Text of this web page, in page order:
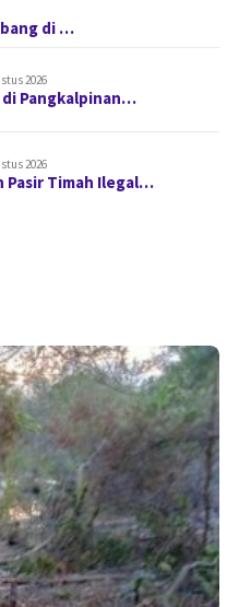
di …
2026
di Pangkalpinan…
2026
Pasir Timah Ilegal…